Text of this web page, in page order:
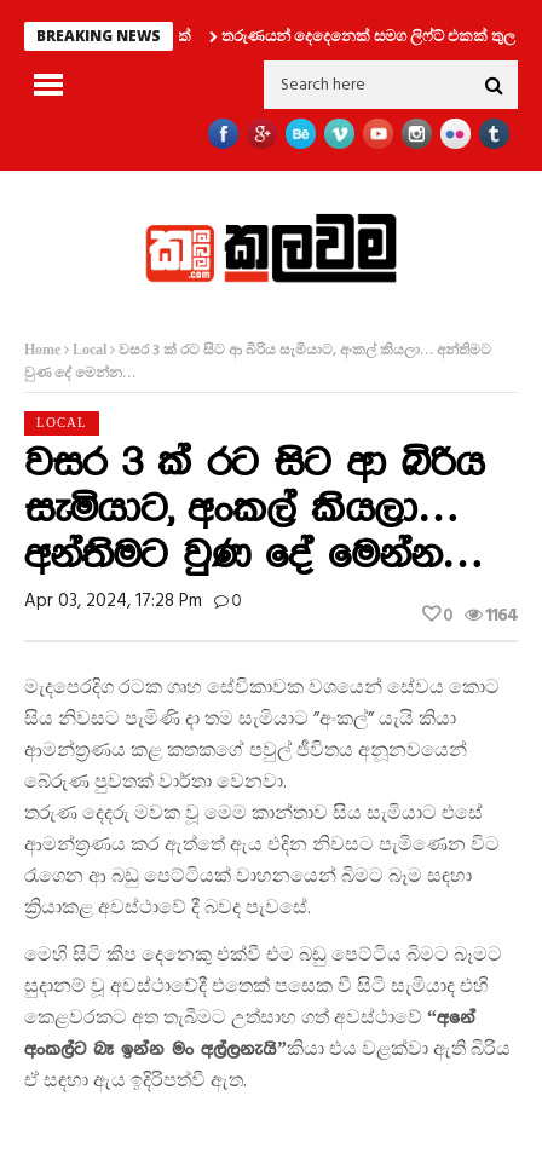
BREAKING NEWS
විශේෂ දැනුම්දීමක් තරුණයන් දෙදෙනෙක් සමග ලිෆ්ට් එකක් තුල සිර වූ
Home Local
වසර 3 ක් රට සිට ආ බිරිය සැමියාට, අංකල් කියලා… අන්තිමට
වුණ දේ මෙන්න…
LOCAL
වසර 3 ක් රට සිට ආ බිරිය
සැමියාට, අංකල් කියලා…
අන්තිමට වුණ දේ මෙන්න…
Apr 03, 2024, 17:28 Pm 0 1164
0
මැදපෙරදිග රටක ගෘහ සේවිකාවක වශයෙන් සේවය කොට
සිය නිවසට පැමිණි දා තම සැමියාට ”අංකල්” යැයි කියා
ආමන්ත්‍රණය කළ කතකගේ පවුල් ජීවිතය අනූනවයෙන්
බේරුණ පුවතක් වාර්තා වෙනවා.
තරුණ දෙදරු මවක වූ මෙම කාන්තාව සිය සැමියාට එසේ
ආමන්ත්‍රණය කර ඇත්තේ ඇය එදින නිවසට පැමිණෙන විට
රැගෙන ආ බඩු පෙට්ටියක් වාහනයෙන් බිමට බෑම සඳහා
ක්‍රියාකළ අවස්ථාවේ දී බවද පැවසේ.
මෙහි සිටි කීප දෙනෙකු එක්වී එම බඩු පෙට්ටිය බිමට බෑමට
සුදානම් වූ අවස්ථාවේදී එතෙක් පසෙක වී සිටි සැමියාද එහි
කෙළවරකට අත තැබීමට උත්සාහ ගත් අවස්ථාවේ “අනේ
අංකල්ට බෑ ඉන්න මං අල්ලනැයි”කියා එය වළක්වා ඇති බිරිය
ඒ සඳහා ඇය ඉදිරිපත්වී ඇත.